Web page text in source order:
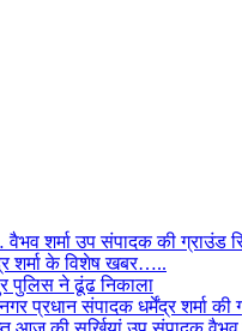
शर्मा उप संपादक की ग्राउंड
शर्मा के विशेष खबर…..
ने ढूंढ निकाला
प्रधान संपादक धर्मेंद्र शर्मा